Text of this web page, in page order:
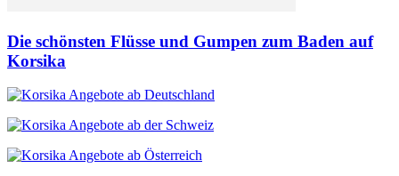
Die schönsten Flüsse und Gumpen zum Baden auf
Korsika